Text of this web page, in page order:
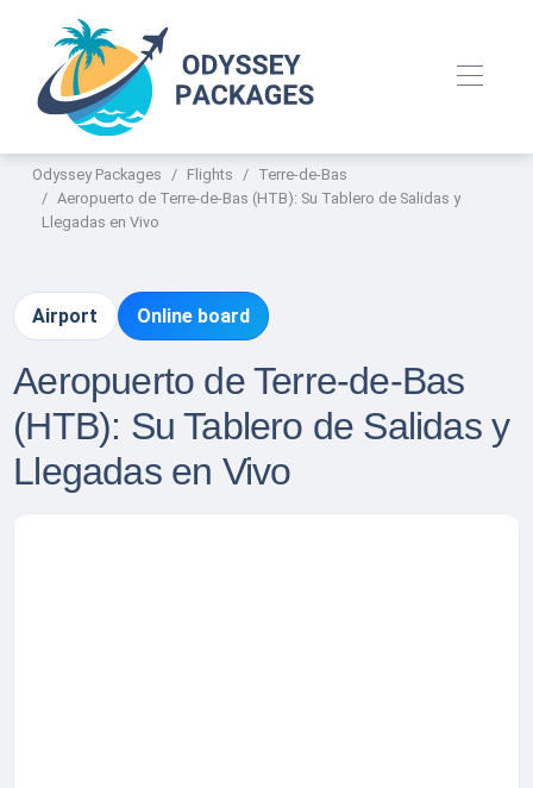
Odyssey Packages Flights
Terre-de-Bas
Aeropuerto de Terre-de-Bas (HTB): Su Tablero de Salidas y
Llegadas en Vivo
Airport Online board
Aeropuerto de Terre-de-Bas
(HTB): Su Tablero de Salidas y
Llegadas en Vivo